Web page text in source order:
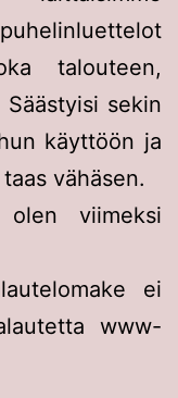
talouteen,
sekin
käyttöön ja
vähäsen.
viimeksi
ei
www-